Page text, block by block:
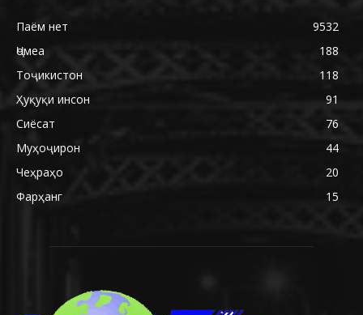
Паём нет
9532
Ҷомеа
188
Тоҷикистон
118
Ҳуқуқи инсон
91
Сиёсат
76
Муҳоҷирон
44
Чеҳраҳо
20
Фарҳанг
15